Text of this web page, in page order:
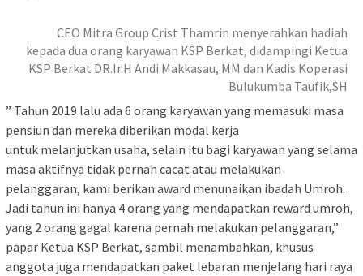
CEO Mitra Group Crist Thamrin menyerahkan hadiah
kepada dua orang karyawan KSP Berkat, didampingi Ketua
KSP Berkat DR.Ir.H Andi Makkasau, MM dan Kadis Koperasi
Bulukumba Taufik,SH
” Tahun 2019 lalu ada 6 orang karyawan yang memasuki masa
pensiun dan mereka diberikan modal kerja
untuk melanjutkan usaha, selain itu bagi karyawan yang selama
masa aktifnya tidak pernah cacat atau melakukan
pelanggaran, kami berikan award menunaikan ibadah Umroh.
Jadi tahun ini hanya 4 orang yang mendapatkan reward umroh,
yang 2 orang gagal karena pernah melakukan pelanggaran,”
papar Ketua KSP Berkat, sambil menambahkan, khusus
anggota juga mendapatkan paket lebaran menjelang hari raya